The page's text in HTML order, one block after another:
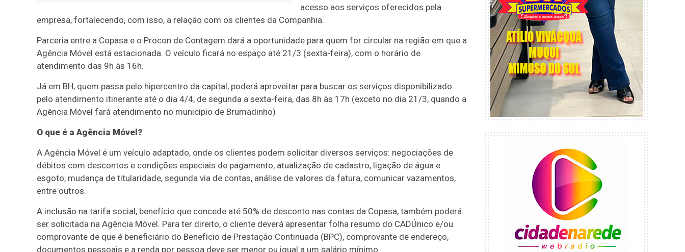
acesso aos serviços oferecidos pela
empresa, fortalecendo, com isso, a relação com os clientes da Companhia.
Parceria entre a Copasa e o Procon de Contagem dará a oportunidade para quem for circular na região em que a
Agência Móvel está estacionada. O veículo ficará no espaço até 21/3 (sexta-feira), com o horário de
atendimento das 9h às 16h.
Já em BH, quem passa pelo hipercentro da capital, poderá aproveitar para buscar os serviços disponibilizado
pelo atendimento itinerante até o dia 4/4, de segunda a sexta-feira, das 8h às 17h (exceto no dia 21/3, quando a
Agência Móvel fará atendimento no município de Brumadinho)
O que é a Agência Móvel?
A Agência Móvel é um veículo adaptado, onde os clientes podem solicitar diversos serviços: negociações de
débitos com descontos e condições especiais de pagamento, atualização de cadastro, ligação de água e
esgoto, mudança de titularidade, segunda via de contas, análise de valores da fatura, comunicar vazamentos,
entre outros.
A inclusão na tarifa social, benefício que concede até 50% de desconto nas contas da Copasa, também poderá
ser solicitada na Agência Móvel. Para ter direito, o cliente deverá apresentar folha resumo do CADÚnico e/ou
comprovante de que é beneficiário do Benefício de Prestação Continuada (BPC), comprovante de endereço,
documentos pessoais e a renda por pessoa deve ser menor ou igual a um salário mínimo.